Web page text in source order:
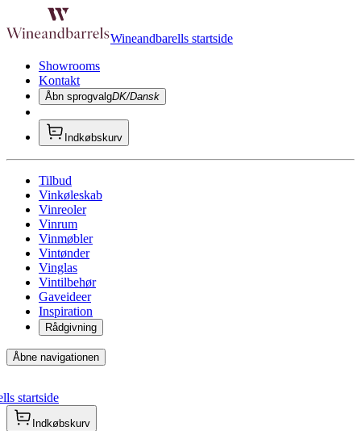
Wineandbarells startside
Showrooms
Kontakt
Åbn sprogvalgDK/Dansk
Indkøbskurv
Tilbud
Vinkøleskab
Vinreoler
Vinrum
Vinmøbler
Vintønder
Vinglas
Vintilbehør
Gaveideer
Inspiration
Rådgivning
Åbne navigationen
startside
Indkøbskurv